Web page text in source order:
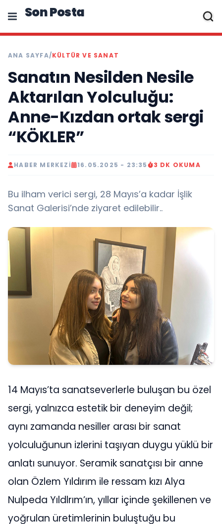
Son Posta
ANA SAYFA/KÜLTÜR VE SANAT
Sanatın Nesilden Nesile
Aktarılan Yolculuğu:
Anne-Kızdan ortak sergi
“KÖKLER”
HABER MERKEZI 16.05.2025 - 23:35 3 DK OKUMA
Bu ilham verici sergi, 28 Mayıs’a kadar İşlik
Sanat Galerisi’nde ziyaret edilebilir..
14 Mayıs’ta sanatseverlerle buluşan bu özel
sergi, yalnızca estetik bir deneyim değil;
aynı zamanda nesiller arası bir sanat
yolculuğunun izlerini taşıyan duygu yüklü bir
anlatı sunuyor. Seramik sanatçısı bir anne
olan Özlem Yıldırım ile ressam kızı Alya
Nulpeda Yıldlrım’ın, yıllar içinde şekillenen ve
yoğrulan üretimlerinin buluştuğu bu